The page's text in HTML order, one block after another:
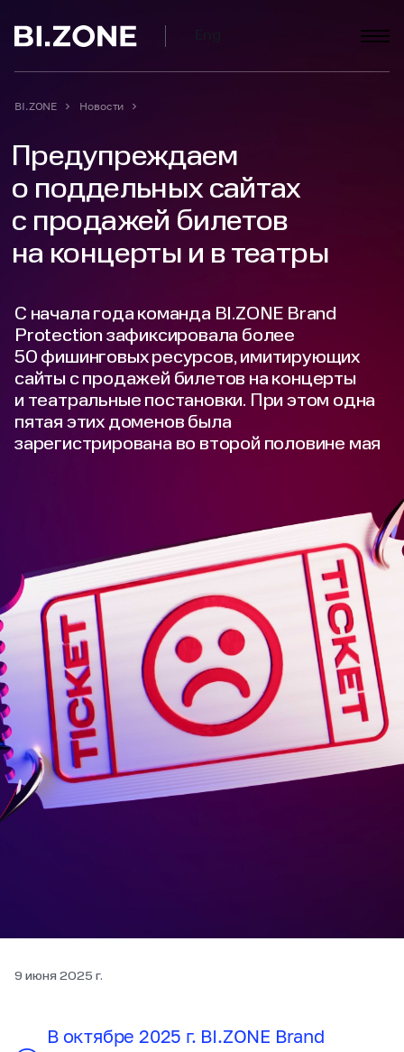
BI.ZONE Новости
Предупреждаем
о поддельных сайтах
с продажей билетов
на концерты и в театры
С начала года команда BI.ZONE Brand
Protection зафиксировала более
50 фишинговых ресурсов, имитирующих
сайты с продажей билетов на концерты
и театральные постановки. При этом одна
пятая этих доменов была
зарегистрирована во второй половине мая
9 июня 2025 г.
В октябре 2025 г. BI.ZONE Brand